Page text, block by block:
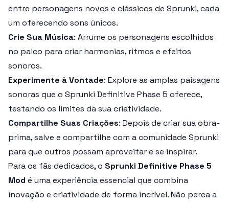
entre personagens novos e clássicos de Sprunki, cada
um oferecendo sons únicos.
Crie Sua Música: Arrume os personagens escolhidos
no palco para criar harmonias, ritmos e efeitos
sonoros.
Experimente à Vontade: Explore as amplas paisagens
sonoras que o Sprunki Definitive Phase 5 oferece,
testando os limites da sua criatividade.
Compartilhe Suas Criações: Depois de criar sua obra-
prima, salve e compartilhe com a comunidade Sprunki
para que outros possam aproveitar e se inspirar.
Para os fãs dedicados, o Sprunki Definitive Phase 5
Mod é uma experiência essencial que combina
inovação e criatividade de forma incrível. Não perca a